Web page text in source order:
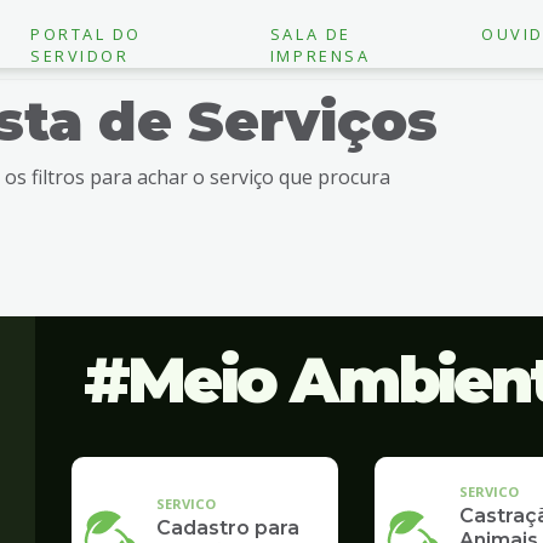
PORTAL DO
SERVIDOR
SALA DE
IMPRENSA
de Serviços
os filtros para achar o serviço que procura
Meio
SERVICO
Cadastro para
SERVICO